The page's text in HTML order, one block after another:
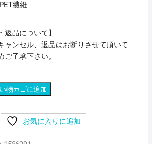
繊維
返品について】
ャンセル、返品はお断りさせて頂いて
ご了承下さい。
物カゴに追加
お気に入りに追加